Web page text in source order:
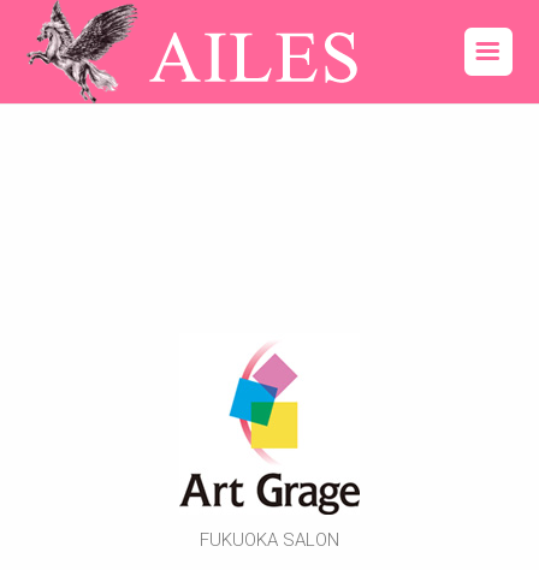
FUKUOKA SALON